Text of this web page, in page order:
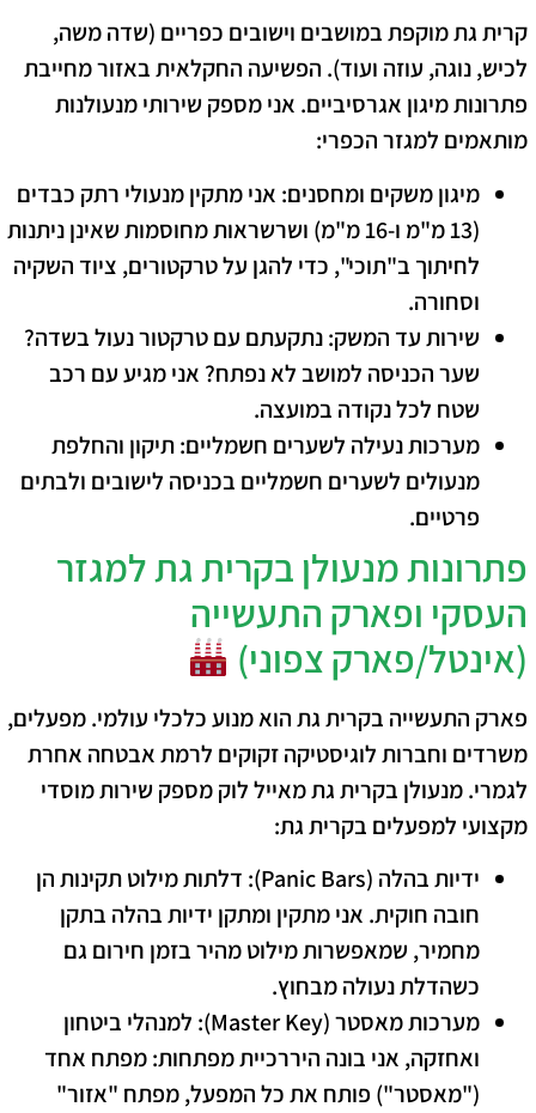
קרית גת מוקפת במושבים וישובים כפריים (שדה משה,
לכיש, נוגה, עוזה ועוד). הפשיעה החקלאית באזור מחייבת
פתרונות מיגון אגרסיביים. אני מספק שירותי מנעולנות
מותאמים למגזר הכפרי:
מיגון משקים ומחסנים: אני מתקין מנעולי רתק כבדים
(13 מ"מ ו-16 מ"מ) ושרשראות מחוסמות שאינן ניתנות
לחיתוך ב"תוכי", כדי להגן על טרקטורים, ציוד השקיה
וסחורה.
שירות עד המשק:נתקעתם עם טרקטור נעול בשדה?
שער הכניסה למושב לא נפתח? אני מגיע עם רכב
שטח לכל נקודה במועצה.
מערכות נעילה לשערים חשמליים:תיקון והחלפת
מנעולים לשערים חשמליים בכניסה לישובים ולבתים
פרטיים.
פתרונות מנעולן בקרית גת למגזר
העסקי ופארק התעשייה
(אינטל/פארק צפוני)
פארק התעשייה בקרית גת הוא מנוע כלכלי עולמי. מפעלים,
משרדים וחברות לוגיסטיקה זקוקים לרמת אבטחה אחרת
לגמרי. מנעולן בקרית גת מאייל לוק מספק שירות מוסדי
מקצועי למפעלים בקרית גת:
ידיות בהלה (Panic Bars):
דלתות מילוט תקינות הן
חובה חוקית. אני מתקין ומתקן ידיות בהלה בתקן
מחמיר, שמאפשרות מילוט מהיר בזמן חירום גם
כשהדלת נעולה מבחוץ.
מערכות מאסטר (Master Key):
למנהלי ביטחון
ואחזקה, אני בונה היררכיית מפתחות: מפתח אחד
("מאסטר") פותח את כל המפעל, מפתח "אזור"